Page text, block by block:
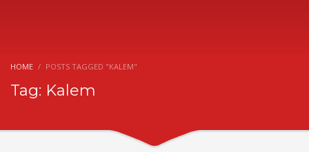
HOME POSTS TAGGED "KALEM"
Tag: Kalem